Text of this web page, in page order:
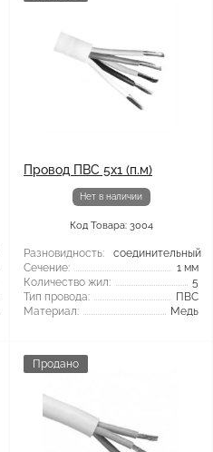
Провод ПВС 5x1 (п.м)
Нет в наличии
Код Товара: 3004
Разновидность:
соединительный
Сечение:
1 мм
Количество жил:
5
Тип провода:
ПВС
Материал:
Медь
Продано